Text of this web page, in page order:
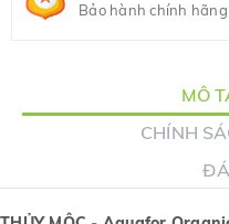
Bảo hành chính hãng
MÔ
CHÍNH